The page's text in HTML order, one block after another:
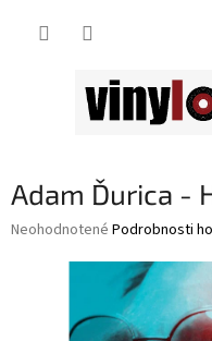
Adam Ďurica -
Priemerné
Neohodnotené Podrobnosti